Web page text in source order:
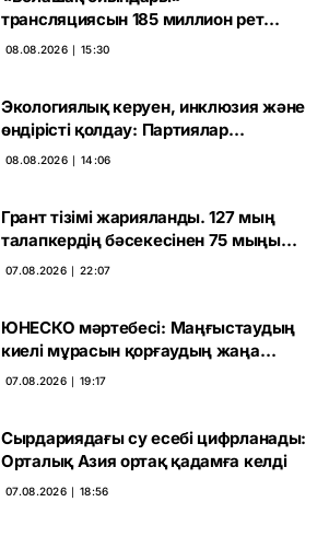
трансляциясын 185 миллион рет
көрген
08.08.2026 ∣ 15:30
Экологиялық керуен, инклюзия және
өндірісті қолдау: Партиялар
өңірлерде қандай мәселе көтерді
08.08.2026 ∣ 14:06
Грант тізімі жарияланды. 127 мың
талапкердің бәсекесінен 75 мыңы
өтті
07.08.2026 ∣ 22:07
ЮНЕСКО мәртебесі: Маңғыстаудың
киелі мұрасын қорғаудың жаңа
кезеңі басталды
07.08.2026 ∣ 19:17
Сырдариядағы су есебі цифрланады:
Орталық Азия ортақ қадамға келді
07.08.2026 ∣ 18:56